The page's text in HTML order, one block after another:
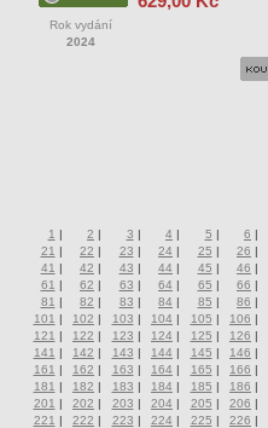
Rok vydání
2024
1 | 2 | 3 | 4 | 5 | 6 |
21 | 22 | 23 | 24 | 25 | 26 |
41 | 42 | 43 | 44 | 45 | 46 |
61 | 62 | 63 | 64 | 65 | 66 |
81 | 82 | 83 | 84 | 85 | 86 |
101 | 102 | 103 | 104 | 105 | 106 |
121 | 122 | 123 | 124 | 125 | 126 |
141 | 142 | 143 | 144 | 145 | 146 |
161 | 162 | 163 | 164 | 165 | 166 |
181 | 182 | 183 | 184 | 185 | 186 |
201 | 202 | 203 | 204 | 205 | 206 |
221 | 222 | 223 | 224 | 225 | 226 |